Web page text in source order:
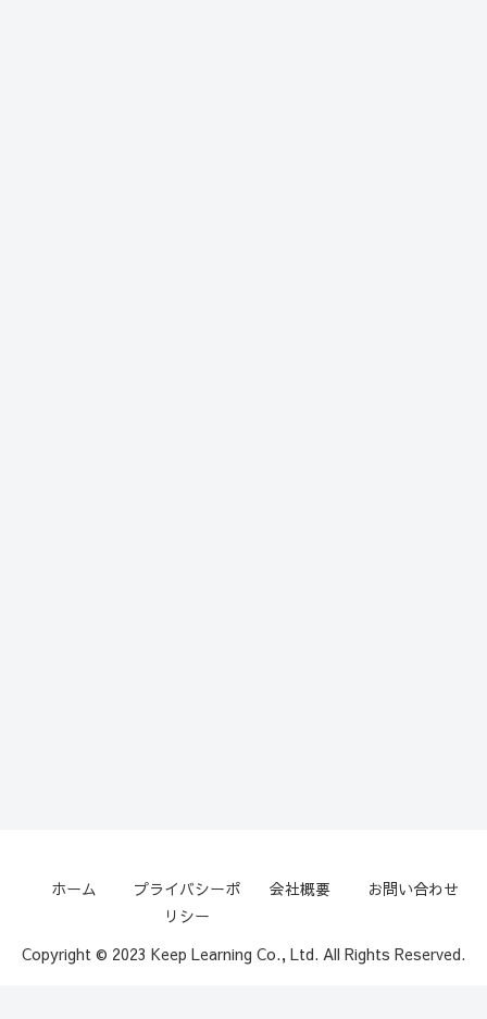
ホーム
プライバシーポ
リシー
会社概要 お問い合わせ
Copyright © 2023 Keep Learning Co., Ltd. All Rights Reserved.